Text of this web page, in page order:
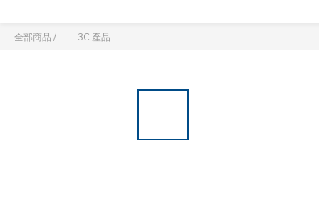
全部商品 / ---- 3C 產品 ----